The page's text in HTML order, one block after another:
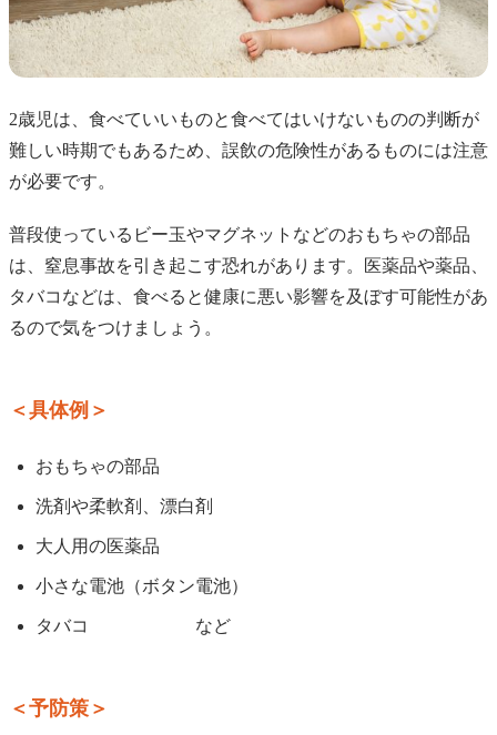
2歳児は、食べていいものと食べてはいけないものの判断が
難しい時期でもあるため、誤飲の危険性があるものには注意
が必要です。
普段使っているビー玉やマグネットなどのおもちゃの部品
は、窒息事故を引き起こす恐れがあります。医薬品や薬品、
タバコなどは、食べると健康に悪い影響を及ぼす可能性があ
るので気をつけましょう。
＜具体例＞
おもちゃの部品
洗剤や柔軟剤、漂白剤
大人用の医薬品
小さな電池（ボタン電池）
タバコ など
＜予防策＞